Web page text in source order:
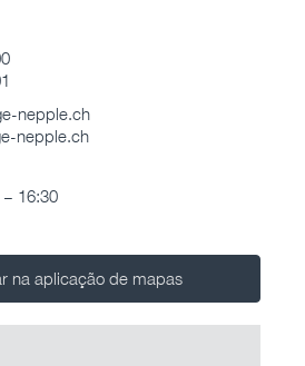
nepple.ch
nepple.ch
16:30
na aplicação de mapas